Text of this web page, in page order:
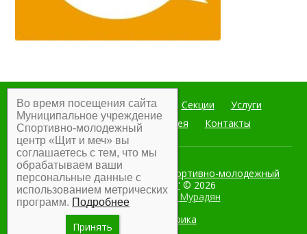
Главная Мероприятия Секции
Услуги
Документы
Фотогалерея Контакты
Муниципальное учреждение Спортивно-молодежный
центр "Щит и меч" © 2026
Разработка:Армен Мурадян
Во время посещения сайта
Муниципальное учреждение
Спортивно-молодежный
центр «Щит и меч» вы
соглашаетесь с тем, что мы
обрабатываем ваши
персональные данные с
использованием метрических
программ. Подробнее